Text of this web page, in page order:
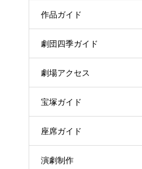
作品ガイド
劇団四季ガイド
劇場アクセス
宝塚ガイド
座席ガイド
演劇制作